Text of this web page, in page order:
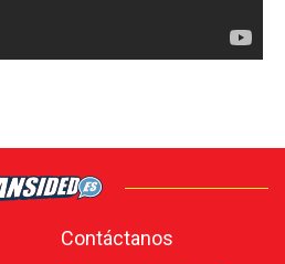
Contáctanos